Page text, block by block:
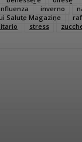
inverno
Salute Magazine
stress